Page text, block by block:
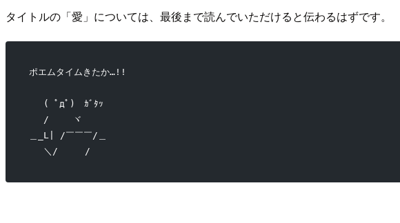
タイトルの「愛」については、最後まで読んでいただけると伝わるはずです。
ポエムタイムきたか…!!
( ﾟдﾟ)　ｶﾞﾀｯ
/　　 ヾ
＿_L| /￣￣￣/＿
＼/　　　/